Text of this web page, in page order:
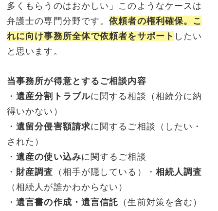
多くもらうのはおかしい」このようなケースは
弁護士の専門分野です。依頼者の権利確保。こ
れに向け事務所全体で依頼者をサポート したい
と思います。
当事務所が得意とするご相談内容
・遺産分割トラブルに関する相談（相続分に納
得いかない）
・遺留分侵害額請求に関するご相談（したい・
された）
・遺産の使い込みに関するご相談
・ 財産調査 （相手が隠している）・ 相続人調査
（相続人が誰かわからない）
・遺言書の作成・遺言信託 （生前対策を含む）